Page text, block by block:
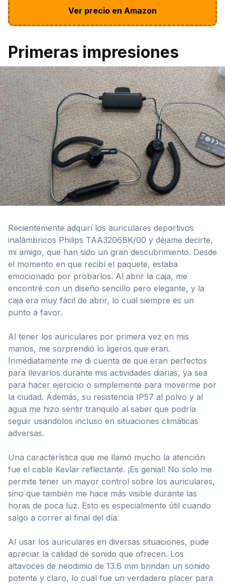
Ver precio en Amazon
Primeras impresiones
Recientemente adquirí los auriculares deportivos
inalámbricos Philips TAA3206BK/00 y déjame decirte,
mi amigo, que han sido un gran descubrimiento. Desde
el momento en que recibí el paquete, estaba
emocionado por probarlos. Al abrir la caja, me
encontré con un diseño sencillo pero elegante, y la
caja era muy fácil de abrir, lo cual siempre es un
punto a favor.
Al tener los auriculares por primera vez en mis
manos, me sorprendió lo ligeros que eran.
Inmediatamente me di cuenta de que eran perfectos
para llevarlos durante mis actividades diarias, ya sea
para hacer ejercicio o simplemente para moverme por
la ciudad. Además, su resistencia IP57 al polvo y al
agua me hizo sentir tranquilo al saber que podría
seguir usándolos incluso en situaciones climáticas
adversas.
Una característica que me llamó mucho la atención
fue el cable Kevlar reflectante. ¡Es genial! No solo me
permite tener un mayor control sobre los auriculares,
sino que también me hace más visible durante las
horas de poca luz. Esto es especialmente útil cuando
salgo a correr al final del día.
Al usar los auriculares en diversas situaciones, pude
apreciar la calidad de sonido que ofrecen. Los
altavoces de neodimio de 13.6 mm brindan un sonido
potente y claro, lo cual fue un verdadero placer para